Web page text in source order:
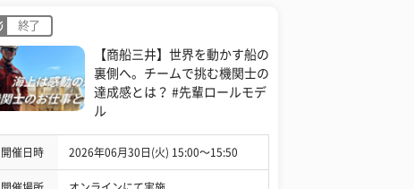
終了
【商船三井】世界を動かす船の
裏側へ。チームで挑む機関士の
達成感とは？ #先輩ロールモデ
ル
開催日時 2026年06月30日(火) 15:00〜15:50
開催場所 オンラインにて実施